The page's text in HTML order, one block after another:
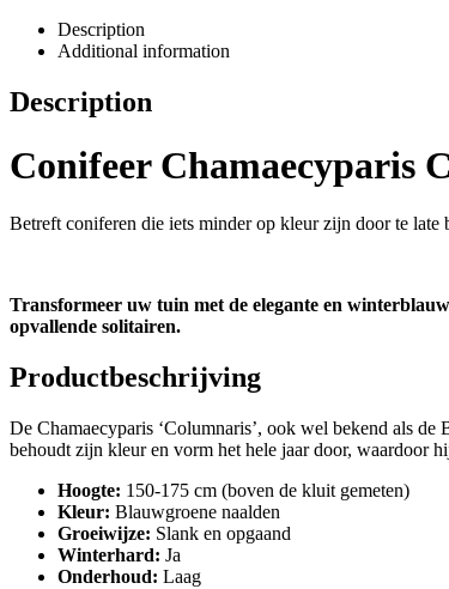
Description
Additional information
Description
Conifeer Chamaecyparis
Betreft coniferen die iets minder op kleur zijn door te late
Transformeer uw tuin met de elegante en
opvallende solitairen.
Productbeschrijving
De Chamaecyparis ‘Columnaris’, ook wel bekend als
behoudt zijn kleur en vorm het hele jaar door, waardoor
Hoogte: 150-175 cm (boven de kluit gemeten)
Kleur: Blauwgroene naalden
Groeiwijze: Slank en opgaand
Winterhard: Ja
Onderhoud: Laag